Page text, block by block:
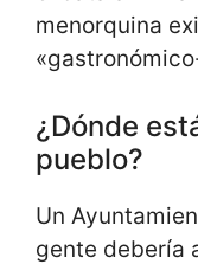
menorquina
¿Dónde
pueblo?
Un
gente debería